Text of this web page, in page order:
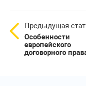
Предыдущая
Особенности
европейского
договорного